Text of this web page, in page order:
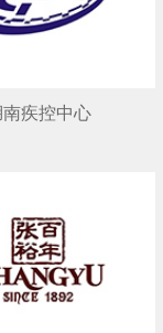
南疾控中心